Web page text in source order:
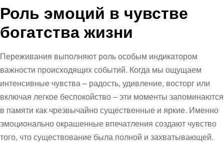
Роль эмоций в чувстве
богатства жизни
Переживания выполняют роль особым индикатором
важности происходящих событий. Когда мы ощущаем
интенсивные чувства – радость, удивление, восторг или
включая легкое беспокойство – эти моменты запоминаются
в памяти как чрезвычайно существенные и яркие. Именно
эмоционально окрашенные впечатления создают чувство
того, что существование была полной и захватывающей.